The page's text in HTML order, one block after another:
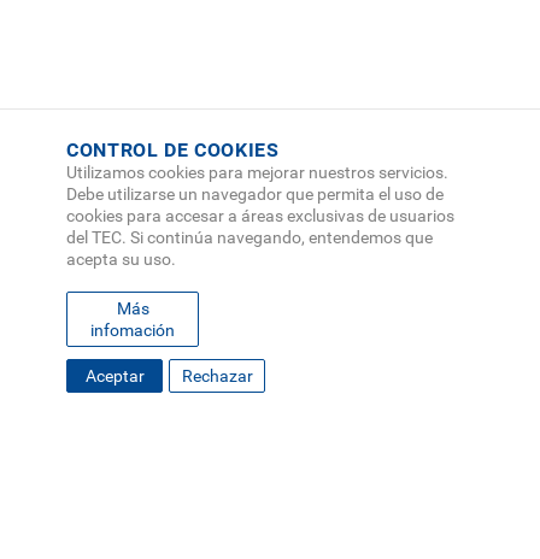
CONTROL DE COOKIES
Utilizamos cookies para mejorar nuestros servicios.
Debe utilizarse un navegador que permita el uso de
cookies para accesar a áreas exclusivas de usuarios
del TEC. Si continúa navegando, entendemos que
acepta su uso.
Más
infomación
Aceptar Rechazar